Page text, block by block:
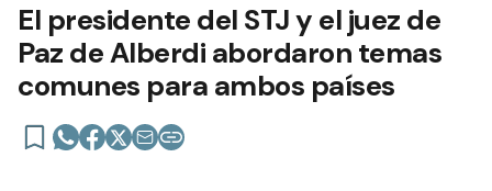
El presidente del STJ y el juez de
Paz de Alberdi abordaron temas
comunes para ambos países